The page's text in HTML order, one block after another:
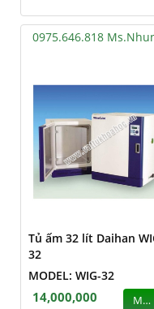
0975.646.818
Tủ ấm 32 lít Daihan
32
MODEL: WIG-32
14,000,000
MUA